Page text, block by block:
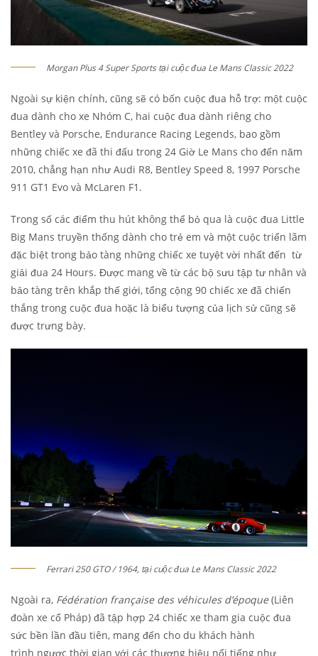
Morgan Plus 4 Super Sports tại cuộc đua Le Mans Classic 2022
Ngoài sự kiện chính, cũng sẽ có bốn cuộc đua hỗ trợ: một cuộc
đua dành cho xe Nhóm C, hai cuộc đua dành riêng cho
Bentley và Porsche, Endurance Racing Legends, bao gồm
những chiếc xe đã thi đấu trong 24 Giờ Le Mans cho đến năm
2010, chẳng hạn như Audi R8, Bentley Speed 8, 1997 Porsche
911 GT1 Evo và McLaren F1.
Trong số các điểm thu hút không thể bỏ qua là cuộc đua Little
Big Mans truyền thống dành cho trẻ em và một cuộc triển lãm
đặc biệt trong bảo tàng những chiếc xe tuyệt vời nhất đến từ
giải đua 24 Hours. Được mang về từ các bộ sưu tập tư nhân và
bảo tàng trên khắp thế giới, tổng cộng 90 chiếc xe đã chiến
thắng trong cuộc đua hoặc là biểu tượng của lịch sử cũng sẽ
được trưng bày.
Ferrari 250 GTO / 1964, tại cuộc đua Le Mans Classic 2022
Ngoài ra, Fédération française des véhicules d’époque(Liên
đoàn xe cổ Pháp) đã tập hợp 24 chiếc xe tham gia cuộc đua
sức bền lần đầu tiên, mang đến cho du khách hành
trình ngược thời gian với các thương hiệu nổi tiếng như